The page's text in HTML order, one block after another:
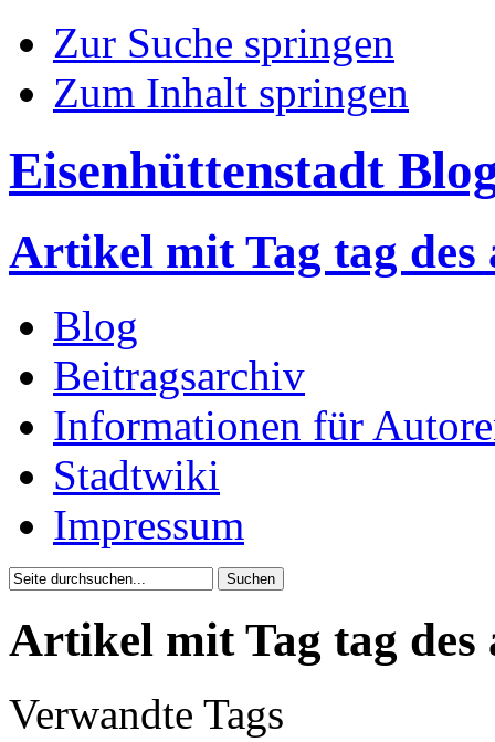
Zur Suche springen
Zum Inhalt springen
Eisenhüttenstadt
Artikel mit Tag tag des
Blog
Beitragsarchiv
Informationen für
Stadtwiki
Impressum
Artikel mit Tag tag des
Verwandte Tags